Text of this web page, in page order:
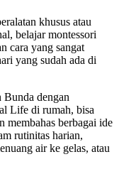
khusus atau
belajar montessori
cara yang sangat
yang sudah ada di
dengan
Life di rumah, bisa
membahas berbagai ide
rutinitas harian,
air ke gelas, atau